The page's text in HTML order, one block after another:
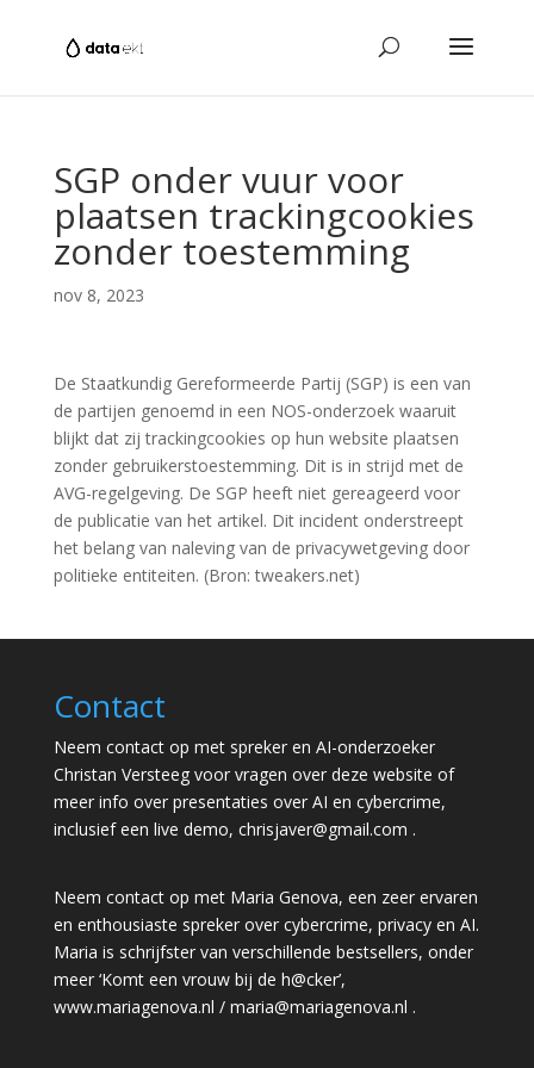
SGP onder vuur voor
plaatsen trackingcookies
zonder toestemming
nov 8, 2023
De Staatkundig Gereformeerde Partij (SGP) is een van
de partijen genoemd in een NOS-onderzoek waaruit
blijkt dat zij trackingcookies op hun website plaatsen
zonder gebruikerstoestemming. Dit is in strijd met de
AVG-regelgeving. De SGP heeft niet gereageerd voor
de publicatie van het artikel. Dit incident onderstreept
het belang van naleving van de privacywetgeving door
politieke entiteiten. (Bron: tweakers.net)
Contact
Neem contact op met spreker en AI-onderzoeker
Christan Versteeg voor vragen over deze website of
meer info over presentaties over AI en cybercrime,
inclusief een live demo, chrisjaver@gmail.com .
Neem contact op met Maria Genova, een zeer ervaren
en enthousiaste spreker over cybercrime, privacy en AI.
Maria is schrijfster van verschillende bestsellers, onder
meer ‘Komt een vrouw bij de h@cker’,
www.mariagenova.nl / maria@mariagenova.nl .